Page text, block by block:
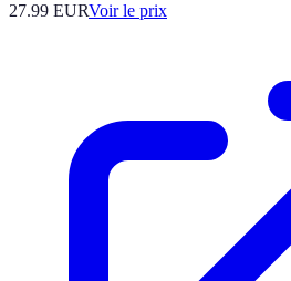
27.99 EURVoir le prix